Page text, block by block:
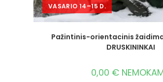
VASARIO 14–15 D.
Pažintinis-orientacinis
DRUSKININKAI
0,00 €